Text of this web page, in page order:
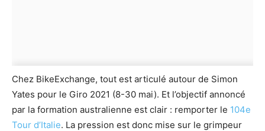
Chez BikeExchange, tout est articulé autour de Simon
Yates pour le Giro 2021 (8-30 mai). Et l’objectif annoncé
par la formation australienne est clair : remporter le 104e
Tour d’Italie. La pression est donc mise sur le grimpeur